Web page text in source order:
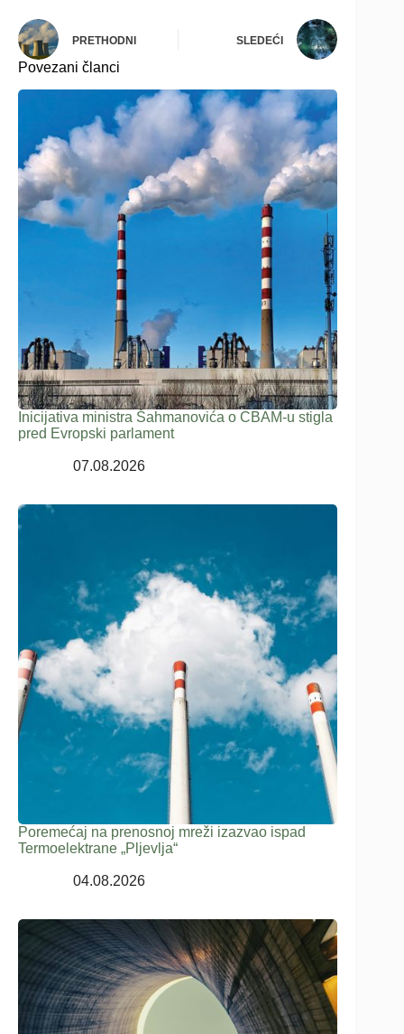
PRETHODNI SLEDEĆI
Povezani članci
Inicijativa ministra Šahmanovića o CBAM-u stigla
pred Evropski parlament
07.08.2026
Poremećaj na prenosnoj mreži izazvao ispad
Termoelektrane „Pljevlja“
04.08.2026